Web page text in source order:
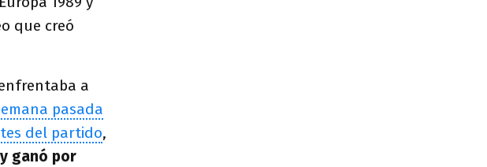
que creó
a
pasada
del partido,
ganó por